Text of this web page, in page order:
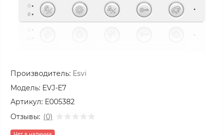
Производитель: Esvi
Модель: EVJ-E7
Артикул: E005382
Отзывы: (0)